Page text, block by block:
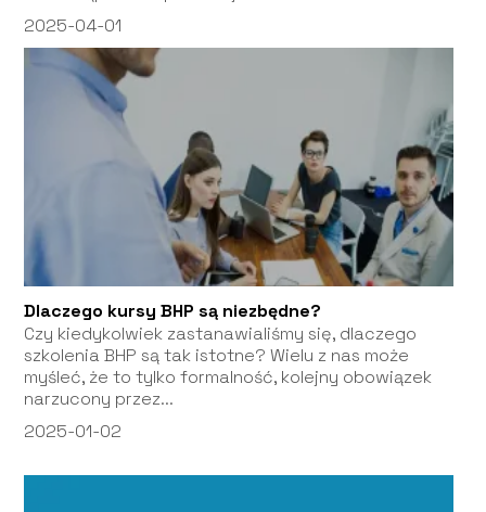
2025-04-01
Dlaczego kursy BHP są niezbędne?
Czy kiedykolwiek zastanawialiśmy się, dlaczego
szkolenia BHP są tak istotne? Wielu z nas może
myśleć, że to tylko formalność, kolejny obowiązek
narzucony przez...
2025-01-02